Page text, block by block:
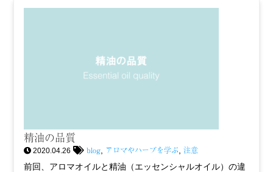
精油の品質
2020.04.26 blog アロマやハーブを学ぶ ,注意
前回、アロマオイルと精油（エッセンシャルオイル）の違